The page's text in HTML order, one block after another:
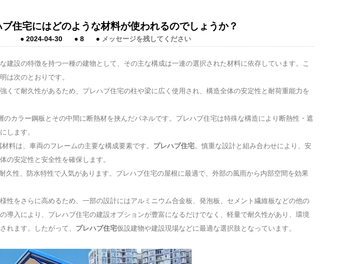
ブ住宅にはどのような材料が使われるのでしょうか？
● 2024-04-30 ● 8 ● メッセージを残してください
な建設の特徴を持つ一種の建物として、その主な構成は一連の選択された材料に依存しています。こ
は次のとおりです。
くて耐久性があるため、プレハブ住宅の柱や梁に広く使用され、構造全体の安定性と耐荷重能力を
のカラー鋼板とその中間に断熱材を挟んだパネルです。プレハブ住宅は特殊な構造により断熱性・遮
します。
料は、車両のフレームの主要な構成要素です。 プレハブ住宅。慎重な設計と組み合わせにより、安
の安定性と安全性を確保します。
久性、防水特性で人気があります。プレハブ住宅の屋根に最適で、外部の風雨から内部空間を効果
性をさらに高めるため、一部の設計にはアルミニウム合金板、発泡板、セメント繊維板などの他の
導入により、プレハブ住宅の建設オプションが豊富になるだけでなく、軽量で耐久性があり、環境
れます。したがって、 プレハブ住宅仮設建物や建設現場などに最適な選択肢となっています。